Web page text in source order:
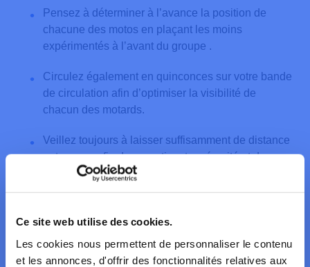
Ce site web utilise des cookies.
Les cookies nous permettent de personnaliser le contenu
et les annonces, d'offrir des fonctionnalités relatives aux
Pensez à déterminer à l’avance la position de
chacune des motos en plaçant les moins
expérimentés à l’avant du groupe .
Circulez également en quinconces sur votre bande
de circulation afin d’optimiser la visibilité de
chacun des motards.
Veillez toujours à laisser suffisamment de distance
entre vous afin de garantir votre sécurité et de
pouvoir réagir en cas de surprise.